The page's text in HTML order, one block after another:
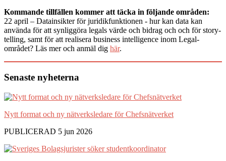
Kommande tillfällen kommer att täcka in följande områden:
22 april – Datainsikter för juridikfunktionen - hur kan data kan
använda för att synliggöra legals värde och bidrag och och för story-
telling, samt för att realisera business intelligence inom Legal-
området? Läs mer och anmäl dig här.
Senaste nyheterna
Nytt format och ny nätverksledare för Chefsnätverket
PUBLICERAD 5 jun 2026